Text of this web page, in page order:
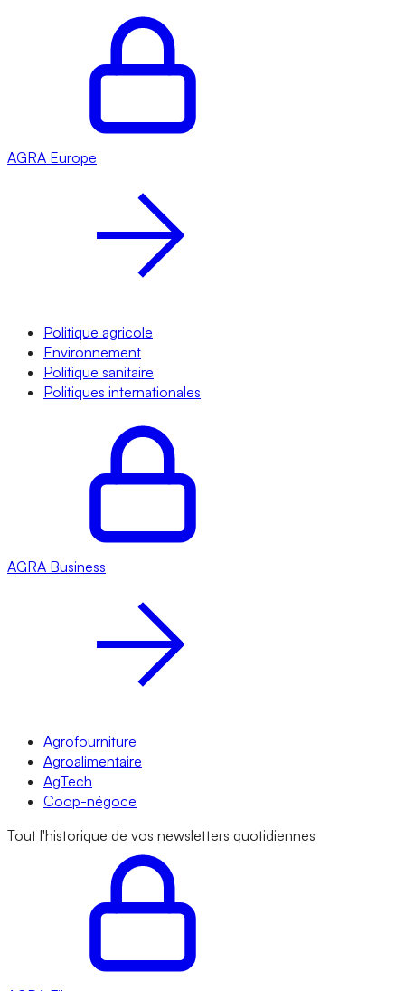
AGRA Europe
Politique agricole
Environnement
Politique sanitaire
Politiques internationales
AGRA Business
Agrofourniture
Agroalimentaire
AgTech
Coop-négoce
Tout l'historique de vos newsletters quotidiennes